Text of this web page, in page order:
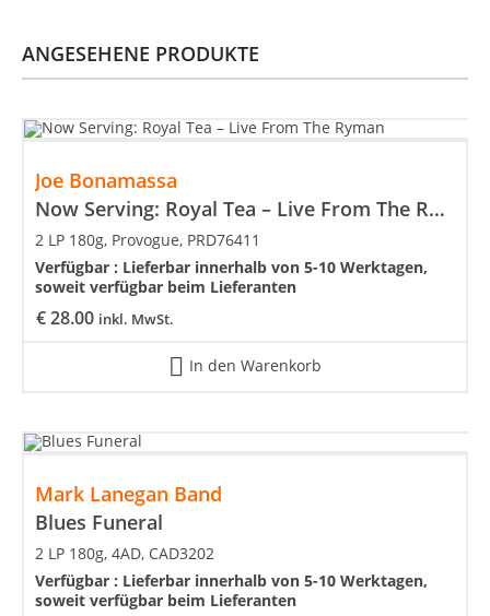
ANGESEHENE PRODUKTE
Joe Bonamassa
Now Serving: Royal Tea – Live From The Ryman
€28.00 inkl. MwSt.
2 LP 180g, Provogue, PRD76411
Verfügbar : Lieferbar innerhalb von 5-10 Werktagen,
soweit verfügbar beim Lieferanten
In den Warenkorb
Mark Lanegan Band
Blues Funeral
2 LP 180g, 4AD, CAD3202
Verfügbar : Lieferbar innerhalb von 5-10 Werktagen,
soweit verfügbar beim Lieferanten